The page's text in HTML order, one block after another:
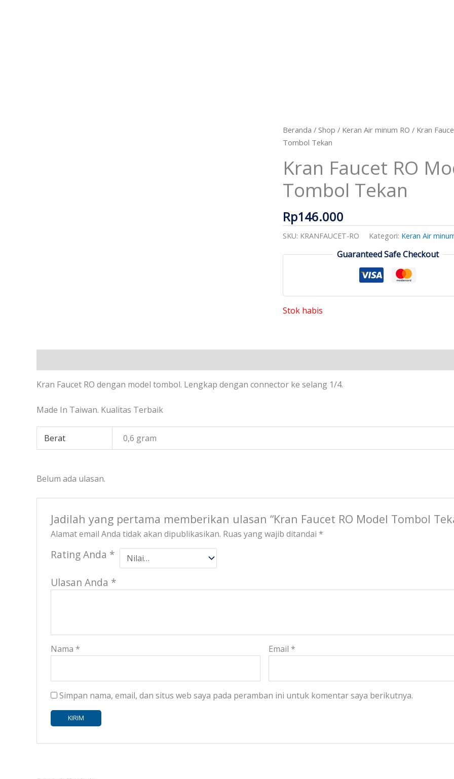
Beranda / Shop / Keran Air minum RO / Kran
Tombol Tekan
Kran Faucet RO
Tombol Tekan
Rp146.000
SKU: KRANFAUCET-RO Kategori: Keran Air
Guaranteed Safe Checkout
Stok habis
Kran Faucet RO dengan model tombol. Lengkap dengan connector ke selang 1/4.
Made In Taiwan. Kualitas Terbaik
Berat 0,6 gram
Belum ada ulasan.
Jadilah yang pertama memberikan ulasan “Kran Faucet RO Model Tombol
Alamat email Anda tidak akan dipublikasikan. Ruas yang wajib ditandai *
Rating Anda *
Ulasan Anda *
Nama * Email *
Simpan nama, email, dan situs web saya pada peramban ini untuk komentar saya berikutnya.